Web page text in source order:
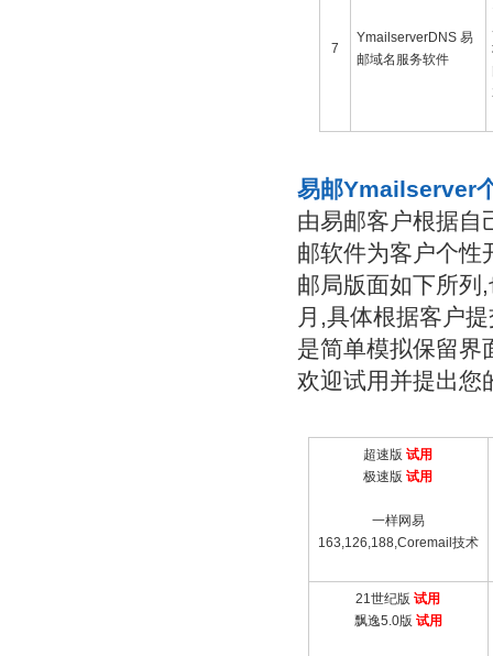
7
YmailserverDNS 易
邮域名服务软件
易邮Ymailserver
由易邮客户根据自
邮软件为客户个性
邮局版面如下所列
月,具体根据客户
是简单模拟保留界
欢迎试用并提出您
超速版 试用
极速版 试用
一样网易
163,126,188,Coremail技术
21世纪版 试用
飘逸5.0版 试用